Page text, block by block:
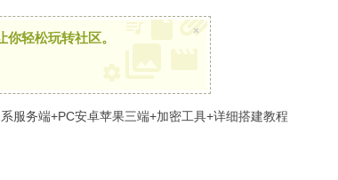
轻松玩转社区。 ×
服务端+PC安卓苹果三端+加密工具+详细搭建教程